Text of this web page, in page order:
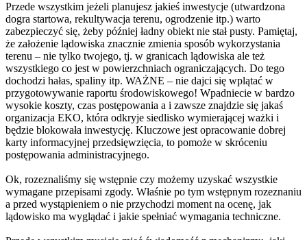
Przede wszystkim jeżeli planujesz jakieś inwestycje (utwardzona
dogra startowa, rekultywacja terenu, ogrodzenie itp.) warto
zabezpieczyć się, żeby później ładny obiekt nie stał pusty. Pamiętaj,
że założenie lądowiska znacznie zmienia sposób wykorzystania
terenu – nie tylko twojego, tj. w granicach lądowiska ale też
wszystkiego co jest w powierzchniach ograniczających. Do tego
dochodzi hałas, spaliny itp. WAŻNE – nie dajci się wplątać w
przygotowywanie raportu środowiskowego! Wpadniecie w bardzo
wysokie koszty, czas postępowania a i zawsze znajdzie się jakaś
organizacja EKO, która odkryje siedlisko wymierającej ważki i
będzie blokowała inwestycję. Kluczowe jest opracowanie dobrej
karty informacyjnej przedsięwzięcia, to pomoże w skróceniu
postępowania administracyjnego.
Ok, rozeznaliśmy się wstępnie czy możemy uzyskać wszystkie
wymagane przepisami zgody. Właśnie po tym wstępnym rozeznaniu
a przed wystąpieniem o nie przychodzi moment na ocenę, jak
lądowisko ma wyglądać i jakie spełniać wymagania techniczne.